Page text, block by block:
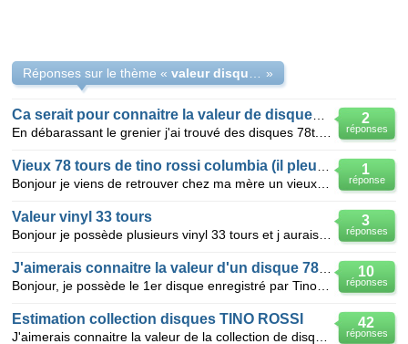
Réponses sur le thème « »
2
réponses
1
réponse
3
réponses
Valeur vinyl 33 tours
10
réponses
42
réponses
Estimation collection disques TINO ROSSI